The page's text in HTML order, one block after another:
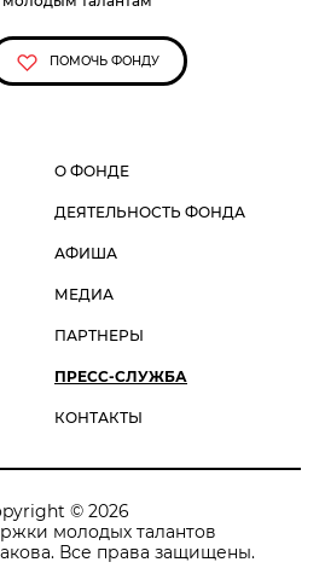
ПОМОЧЬ ФОНДУ
О ФОНДЕ
ДЕЯТЕЛЬНОСТЬ ФОНДА
АФИША
МЕДИА
ПАРТНЕРЫ
ПРЕСС-СЛУЖБА
КОНТАКТЫ
© 2026
молодых талантов
Все права защищены.